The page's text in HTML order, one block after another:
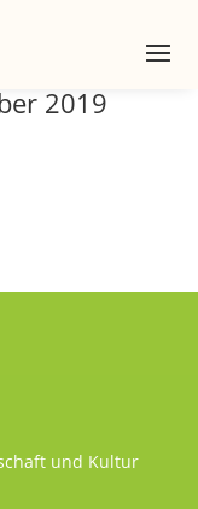
2019
und Kultur